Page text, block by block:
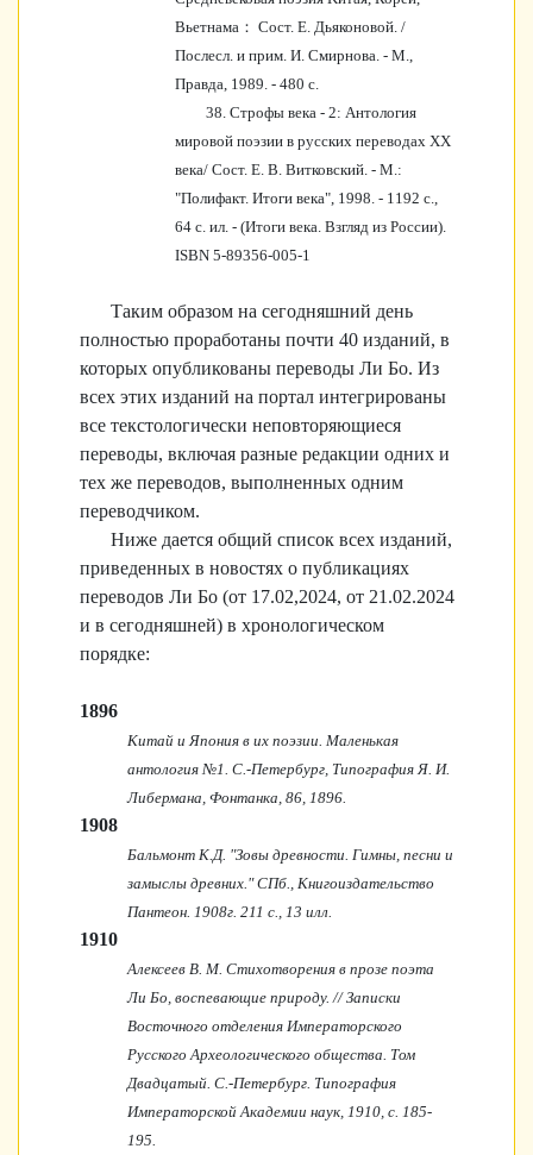
Вьетнама： Сост. Е. Дьяконовой. /
Послесл. и прим. И. Смирнова. - М.,
Правда, 1989. - 480 с.
38. Строфы века - 2: Антология
мировой поэзии в русских переводах XX
века/ Сост. Е. В. Витковский. - М.:
"Полифакт. Итоги века", 1998. - 1192 с.,
64 с. ил. - (Итоги века. Взгляд из России).
ISBN 5-89356-005-1
Таким образом на сегодняшний день
полностью проработаны почти 40 изданий, в
которых опубликованы переводы Ли Бо. Из
всех этих изданий на портал интегрированы
все текстологически неповторяющиеся
переводы, включая разные редакции одних и
тех же переводов, выполненных одним
переводчиком.
Ниже дается общий список всех изданий,
приведенных в новостях о публикациях
переводов Ли Бо (от 17.02,2024, от 21.02.2024
и в сегодняшней) в хронологическом
порядке:
1896
Китай и Япония в их поэзии. Маленькая
антология №1. С.-Петербург, Типография Я. И.
Либермана, Фонтанка, 86, 1896.
1908
Бальмонт К.Д. "Зовы древности. Гимны, песни и
замыслы древних." СПб., Книгоиздательство
Пантеон. 1908г. 211 с., 13 илл.
1910
Алексеев В. М. Стихотворения в прозе поэта
Ли Бо, воспевающие природу. // Записки
Восточного отделения Императорского
Русского Археологического общества. Том
Двадцатый. С.-Петербург. Типография
Императорской Академии наук, 1910, с. 185-
195.